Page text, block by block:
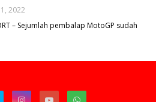
2022
– Sejumlah pembalap MotoGP sudah